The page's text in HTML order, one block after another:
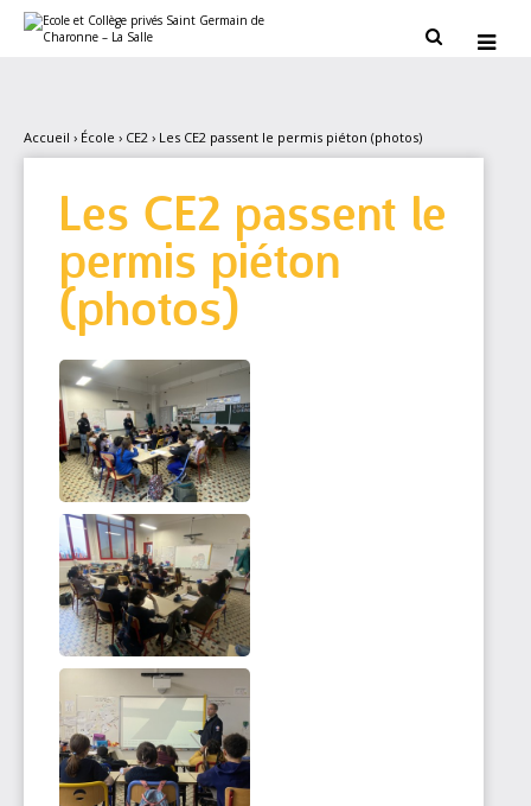
contenu.
personnels
 
Accueil › École › CE2 › Les CE2 passent le permis piéton (photos)
Les CE2 passent le
permis piéton
(photos)